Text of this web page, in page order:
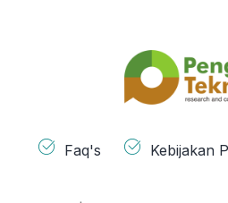
Faq's Kebijakan